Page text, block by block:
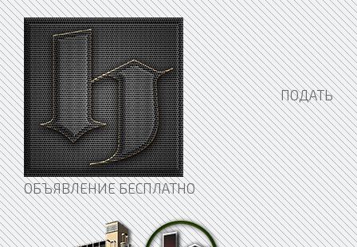
ПОДАТЬ
ОБЪЯВЛЕНИЕ БЕСПЛАТНО